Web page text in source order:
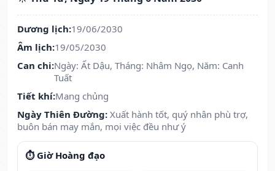
Dương lịch:19/06/2030
Âm lịch:19/05/2030
Can chi:Ngày: Ất Dậu, Tháng: Nhâm Ngọ, Năm: Canh
Tuất
Tiết khí:Mang chủng
Ngày Thiên Đường: Xuất hành tốt, quý nhân phù trợ,
buôn bán may mắn, mọi việc đều như ý
⏱️ Giờ Hoàng đạo